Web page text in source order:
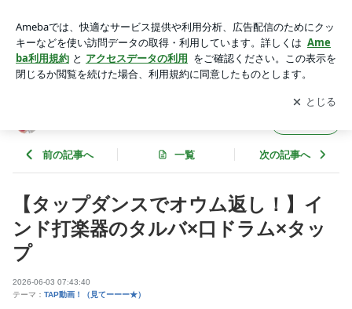
ラム×タップ | タップダンサー景山恵のブログ
アプリをダウンロードして ブログの更新通知
を受け取りまし
ょう。
開く
前の記事へ 一覧 次の記事へ
【タップダンスでオウム返し！】イ
ンド打楽器のタルバ×口ドラム×タッ
プ
2026-06-03 07:43:40
テーマ： TAP動画！（見てーーー★）